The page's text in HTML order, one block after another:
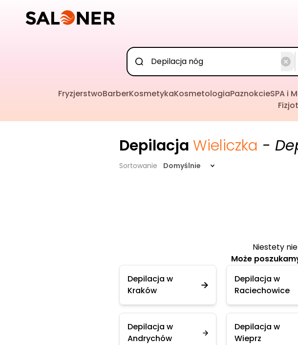
FryzjerstwoBarberKosmetykaKosmetologiaPaznokcieSPA i
Depilacja Wieliczka -
Sortowanie Domyślnie
Niestety
Może
Depilacja w
Kraków
Depilacja w
Raciechowice
Depilacja w
Andrychów
Depilacja w
Wieprz